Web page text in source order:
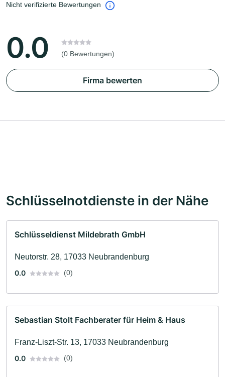
Nicht verifizierte Bewertungen
0.0 (0 Bewertungen)
Firma bewerten
Schlüsselnotdienste in der Nähe
Schlüsseldienst Mildebrath GmbH
Neutorstr. 28, 17033 Neubrandenburg
0.0
(0)
Sebastian Stolt Fachberater für Heim & Haus
Franz-Liszt-Str. 13, 17033 Neubrandenburg
0.0
(0)